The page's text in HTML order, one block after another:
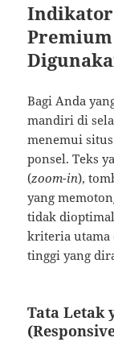
Indikator
Bagi Anda
mandiri di
menemui
ponsel. Teks
(zoom-in),
yang
tidak
kriteria utama
tinggi yang
Tata Letak